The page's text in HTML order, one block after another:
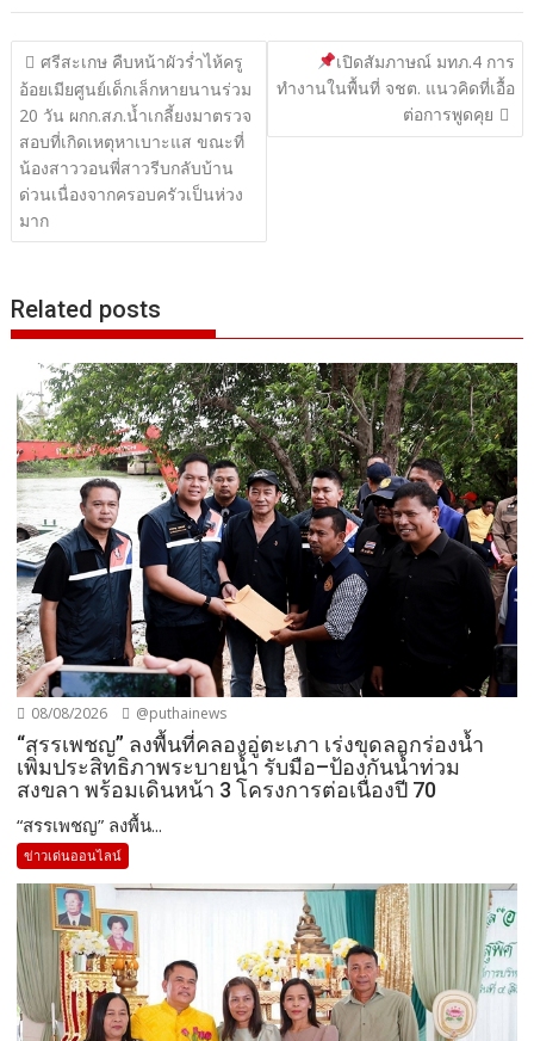
แนะแนว
เรื่อง
ศรีสะเกษ คืบหน้าผัวร่ำไห้ครู
อ้อยเมียศูนย์เด็กเล็กหายนานร่วม
20 วัน ผกก.สภ.น้ำเกลี้ยงมาตรวจ
สอบที่เกิดเหตุหาเบาะแส ขณะที่
น้องสาววอนพี่สาวรีบกลับบ้าน
ด่วนเนื่องจากครอบครัวเป็นห่วง
มาก
เปิดสัมภาษณ์ มทภ.4 การ
ทำงานในพื้นที่ จชต. แนวคิดที่เอื้อ
ต่อการพูดคุย
Related posts
08/08/2026 @puthainews
“สรรเพชญ” ลงพื้นที่คลองอู่ตะเภา เร่งขุดลอกร่องน้ำ
เพิ่มประสิทธิภาพระบายน้ำ รับมือ–ป้องกันน้ำท่วม
สงขลา พร้อมเดินหน้า 3 โครงการต่อเนื่องปี 70
“สรรเพชญ” ลงพื้น...
ข่าวเด่นออนไลน์